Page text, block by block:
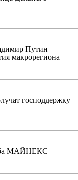
Путин
макрорегиона
господдержку
МАЙНЕКС